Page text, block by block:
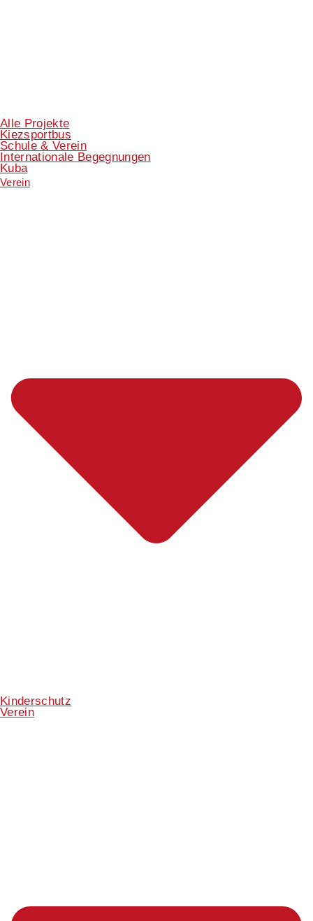
Alle Projekte
Kiezsportbus
Schule & Verein
Internationale Begegnungen
Kuba
Verein
Kinderschutz
Verein